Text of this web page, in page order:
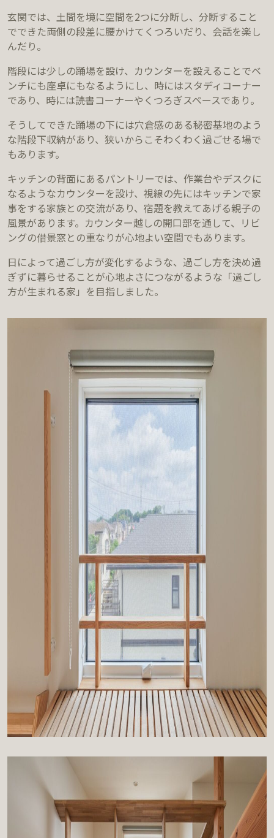
玄関では、土間を境に空間を2つに分断し、分断すること
でできた両側の段差に腰かけてくつろいだり、会話を楽し
んだり。
階段には少しの踊場を設け、カウンターを設えることでベ
ンチにも座卓にもなるようにし、時にはスタディコーナー
であり、時には読書コーナーやくつろぎスペースであり。
そうしてできた踊場の下には穴倉感のある秘密基地のよう
な階段下収納があり、狭いからこそわくわく過ごせる場で
もあります。
キッチンの背面にあるパントリーでは、作業台やデスクに
なるようなカウンターを設け、視線の先にはキッチンで家
事をする家族との交流があり、宿題を教えてあげる親子の
風景があります。カウンター越しの開口部を通して、リビ
ングの借景窓との重なりが心地よい空間でもあります。
日によって過ごし方が変化するような、過ごし方を決め過
ぎずに暮らせることが心地よさにつながるような「過ごし
方が生まれる家」を目指しました。